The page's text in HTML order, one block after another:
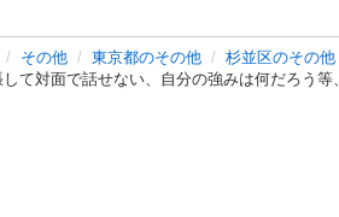
その他 東京都のその他
杉並区のその他
して対面で話せない、自分の強みは何だろう